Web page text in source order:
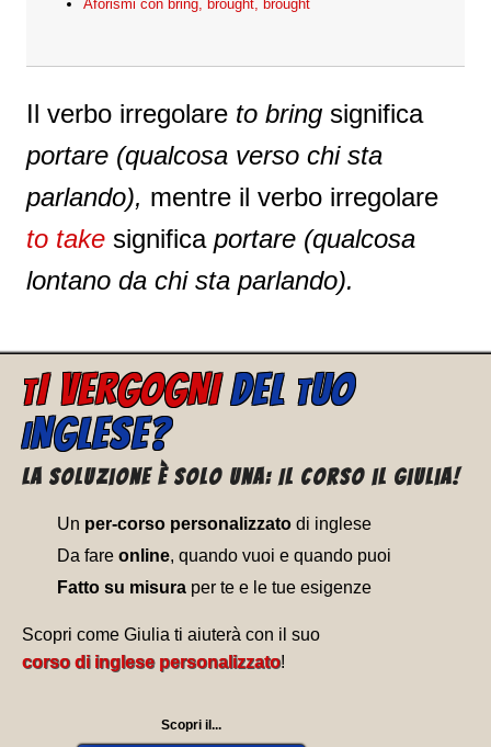
Aforismi con bring, brought, brought
Il verbo irregolare to bring significa
portare (qualcosa verso chi sta
parlando), mentre il verbo irregolare
to take significa portare (qualcosa
lontano da chi sta parlando).
TI VERGOGNIDEL TUO
INGLESE?
La soluzione è solo una: Il corso il Giulia!
Un per-corso personalizzato di inglese
Da fare online, quando vuoi e quando puoi
Fatto su misura per te e le tue esigenze
Scopri come Giulia ti aiuterà con il suo
corso di inglese personalizzato!
Scopri il...